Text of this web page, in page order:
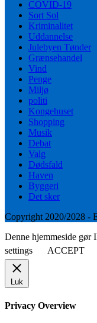
COVID-19
Sort Sol
Kriminalitet
Uddannelse
Julebyen Tønder
Grænsehandel
Vind
Penge
Miljø
politi
Kongehuset
Shopping
Musik
Debat
Valg
Dødsfald
Haven
Byggeri
Det sker
Copyright 2020/2028 -
Denne hjemmeside gør
settings
ACCEPT
Luk
Privacy Overview